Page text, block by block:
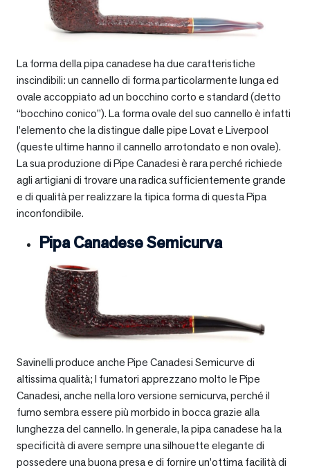
La forma della pipa canadese ha due caratteristiche
inscindibili: un cannello di forma particolarmente lunga ed
ovale accoppiato ad un bocchino corto e standard (detto
“bocchino conico”). La forma ovale del suo cannello è infatti
l’elemento che la distingue dalle pipe Lovat e Liverpool
(queste ultime hanno il cannello arrotondato e non ovale).
La sua produzione di Pipe Canadesi è rara perché richiede
agli artigiani di trovare una radica sufficientemente grande
e di qualità per realizzare la tipica forma di questa Pipa
inconfondibile.
Pipa Canadese Semicurva
Savinelli produce anche Pipe Canadesi Semicurve di
altissima qualità; I fumatori apprezzano molto le Pipe
Canadesi, anche nella loro versione semicurva, perché il
fumo sembra essere più morbido in bocca grazie alla
lunghezza del cannello. In generale, la pipa canadese ha la
specificità di avere sempre una silhouette elegante di
possedere una buona presa e di fornire un’ottima facilità di